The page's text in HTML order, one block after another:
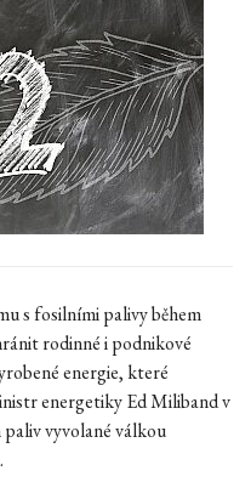
s fosilními palivy během
rodinné i podnikové
energie, které
energetiky Ed Miliband v
vyvolané válkou